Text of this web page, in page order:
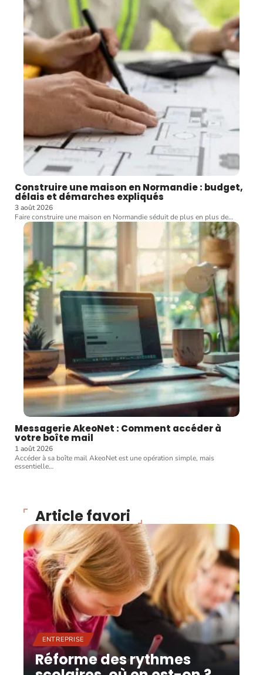
Construire une maison en Normandie : budget,
délais et démarches expliqués
3 août 2026
Faire construire une maison en Normandie séduit de plus en plus de…
Messagerie AkeoNet : Comment accéder à
votre boîte mail
1 août 2026
Accéder à sa boîte mail AkeoNet est une opération simple, mais
essentielle…
Article favori
ENTREPRISE
Réforme des rythmes